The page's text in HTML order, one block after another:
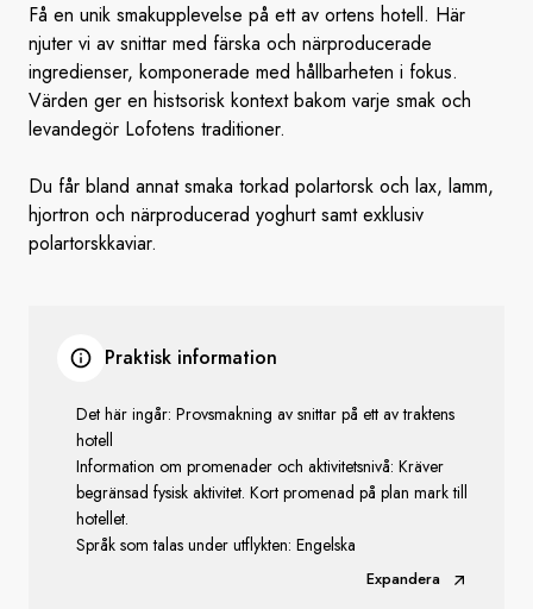
Få en unik smakupplevelse på ett av ortens hotell. Här
njuter vi av snittar med färska och närproducerade
ingredienser, komponerade med hållbarheten i fokus.
Värden ger en histsorisk kontext bakom varje smak och
levandegör Lofotens traditioner.
Du får bland annat smaka torkad polartorsk och lax, lamm,
hjortron och närproducerad yoghurt samt exklusiv
polartorskkaviar.
Praktisk information
Det här ingår: Provsmakning av snittar på ett av traktens
hotell
Information om promenader och aktivitetsnivå: Kräver
begränsad fysisk aktivitet. Kort promenad på plan mark till
hotellet.
Språk som talas under utflykten: Engelska
Expandera